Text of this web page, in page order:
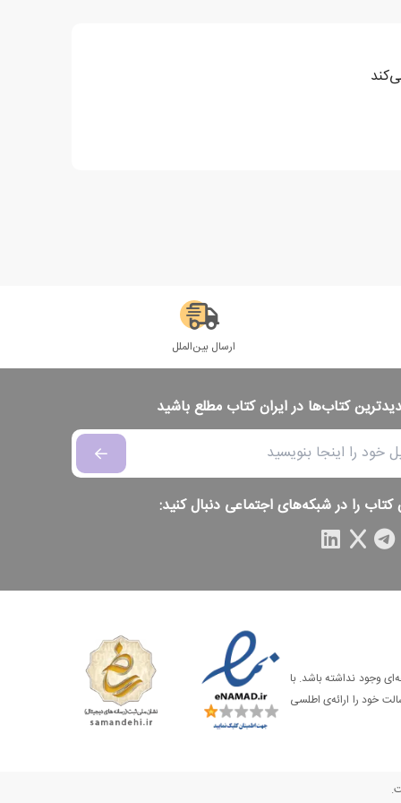
ارسال بین‌الملل
کتاب‌ها در ایران کتاب مطلع باشید
کتاب را در شبکه‌های اجتماعی دنبال کنید:
وجود نداشته باشد. با
خود را ارائه‌ی اطلسی